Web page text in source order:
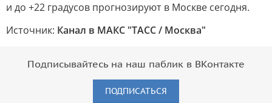
и до +22 градусов прогнозируют в Москве сегодня.
Источник: Канал в МАКС "ТАСС / Москва"
Подписывайтесь на наш паблик в ВКонтакте
ПОДПИСАТЬСЯ